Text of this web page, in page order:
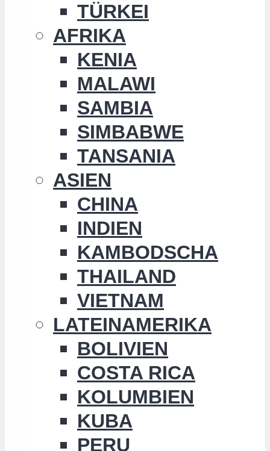
TÜRKEI
AFRIKA
KENIA
MALAWI
SAMBIA
SIMBABWE
TANSANIA
ASIEN
CHINA
INDIEN
KAMBODSCHA
THAILAND
VIETNAM
LATEINAMERIKA
BOLIVIEN
COSTA RICA
KOLUMBIEN
KUBA
PERU